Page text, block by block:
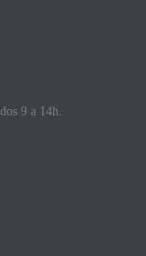
9 a 14h.